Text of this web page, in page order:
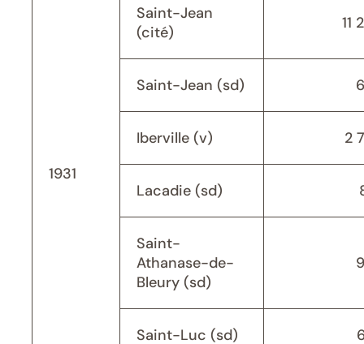
1931
Saint-Jean
(cité)
11
Saint-Jean (sd)
Iberville (v) 2
Lacadie (sd)
Saint-
Athanase-de-
Bleury (sd)
Saint-Luc (sd)